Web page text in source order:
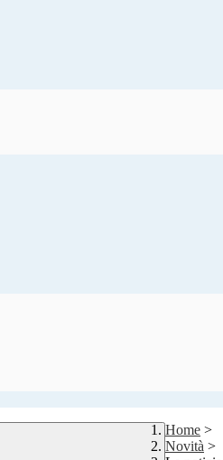
Home >
Novità >